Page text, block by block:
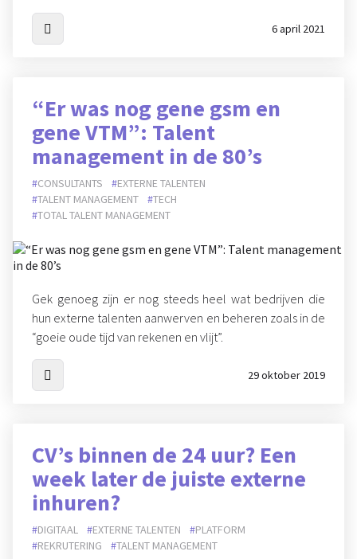
6 april 2021
“Er was nog gene gsm en
gene VTM”: Talent
management in de 80’s
CONSULTANTS
EXTERNE TALENTEN
TALENT MANAGEMENT
TECH
TOTAL TALENT MANAGEMENT
Gek genoeg zijn er nog steeds heel wat bedrijven die
hun externe talenten aanwerven en beheren zoals in de
“goeie oude tijd van rekenen en vlijt”.
29 oktober 2019
CV’s binnen de 24 uur? Een
week later de juiste externe
inhuren?
DIGITAAL EXTERNE TALENTEN
PLATFORM
REKRUTERING
TALENT MANAGEMENT